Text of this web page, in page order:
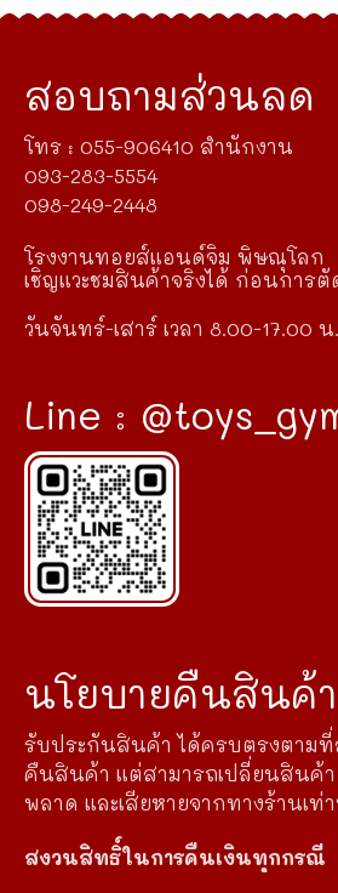
สอบถามส่วนลด
โทร : 055-906410 สำนักงาน
093-283-5554
098-249-2448
โรงงานทอยส์แอนด์จิม พิษณุโลก
เชิญแวะชมสินค้าจริงได้ ก่อนการ
วันจันทร์-เสาร์ เวลา 8.00-17.00 น.
Line :
นโยบายคืนสินค้า
รับประกันสินค้า ได้ครบตรงตามที่
คืนสินค้า แต่สามารถเปลี่ยนสินค้า
พลาด และเสียหายจากทางร้านเท่
สงวนสิทธิ์ในการคืนเงินทุกกรณี